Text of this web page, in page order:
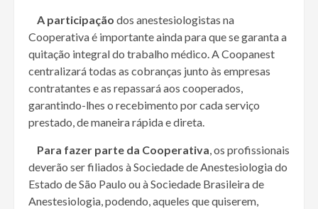
A participação dos anestesiologistas na
Cooperativa é importante ainda para que se garanta a
quitação integral do trabalho médico. A Coopanest
centralizará todas as cobranças junto às empresas
contratantes e as repassará aos cooperados,
garantindo-lhes o recebimento por cada serviço
prestado, de maneira rápida e direta.
Para fazer parte da Cooperativa, os profissionais
deverão ser filiados à Sociedade de Anestesiologia do
Estado de São Paulo ou à Sociedade Brasileira de
Anestesiologia, podendo, aqueles que quiserem,